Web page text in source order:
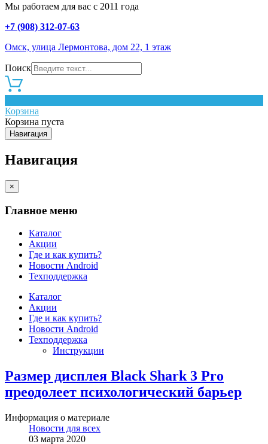
Мы работаем для вас с 2011 года
+7 (908) 312-07-63
Омск, улица Лермонтова, дом 22, 1 этаж
Поиск
Корзина
Корзина пуста
Навигация
Навигация
×
Главное меню
Каталог
Акции
Где и как купить?
Новости Android
Техподдержка
Каталог
Акции
Где и как купить?
Новости Android
Техподдержка
Инструкции
Размер дисплея Black Shark 3 Pro
преодолеет психологический барьер
Информация о материале
Новости для всех
03 марта 2020